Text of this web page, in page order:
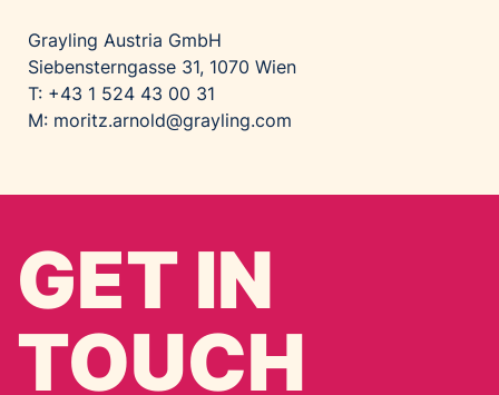
Grayling Austria GmbH
Siebensterngasse 31, 1070 Wien
T: +43 1 524 43 00 31
M: moritz.arnold@grayling.com
GET IN
TOUCH